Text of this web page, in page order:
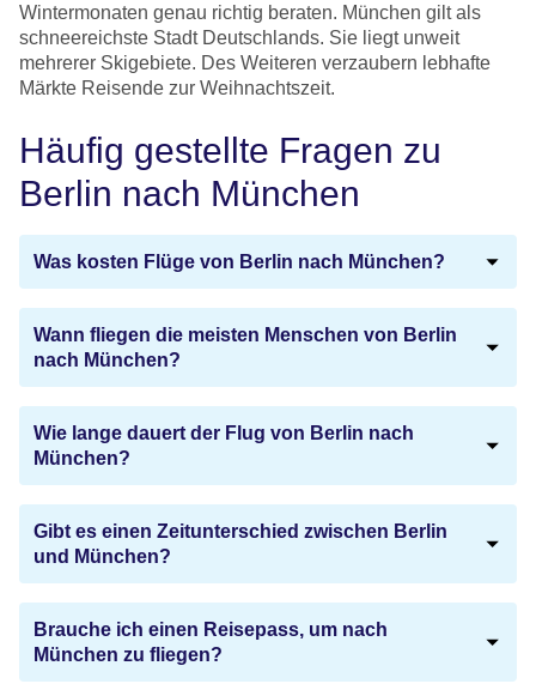
Wintermonaten genau richtig beraten. München gilt als
schneereichste Stadt Deutschlands. Sie liegt unweit
mehrerer Skigebiete. Des Weiteren verzaubern lebhafte
Märkte Reisende zur Weihnachtszeit.
Häufig gestellte Fragen zu
Berlin nach München
Was kosten Flüge von Berlin nach München?
Wann fliegen die meisten Menschen von Berlin
nach München?
Wie lange dauert der Flug von Berlin nach
München?
Gibt es einen Zeitunterschied zwischen Berlin
und München?
Brauche ich einen Reisepass, um nach
München zu fliegen?